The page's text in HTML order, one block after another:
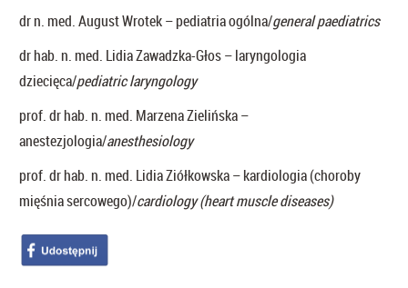
dr n. med. August Wrotek – pediatria ogólna/general paediatrics
dr hab. n. med. Lidia Zawadzka-Głos – laryngologia
dziecięca/pediatric laryngology
prof. dr hab. n. med. Marzena Zielińska –
anestezjologia/anesthesiology
prof. dr hab. n. med. Lidia Ziółkowska – kardiologia (choroby
mięśnia sercowego)/cardiology (heart muscle diseases)